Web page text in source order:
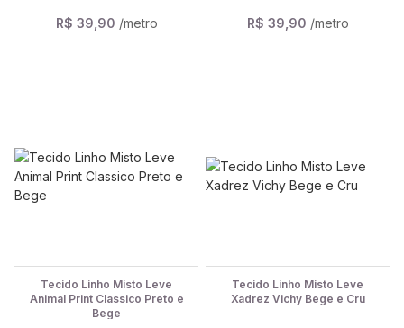
R$ 39,90 /metro R$ 39,90 /metro
Tecido Linho Misto Leve
Animal Print Classico Preto e
Bege
Tecido Linho Misto Leve
Xadrez Vichy Bege e Cru